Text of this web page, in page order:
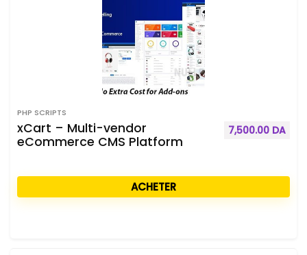
PHP SCRIPTS
xCart – Multi-vendor
eCommerce CMS Platform
7,500.00 DA
ACHETER